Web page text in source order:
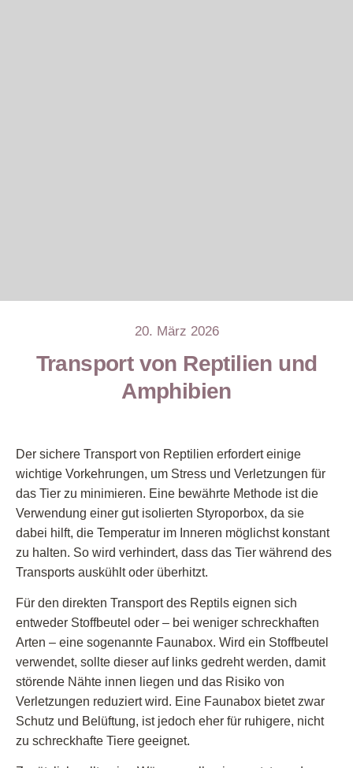
20. März 2026
Transport von Reptilien und
Amphibien
Der sichere Transport von Reptilien erfordert einige
wichtige Vorkehrungen, um Stress und Verletzungen für
das Tier zu minimieren. Eine bewährte Methode ist die
Verwendung einer gut isolierten Styroporbox, da sie
dabei hilft, die Temperatur im Inneren möglichst konstant
zu halten. So wird verhindert, dass das Tier während des
Transports auskühlt oder überhitzt.
Für den direkten Transport des Reptils eignen sich
entweder Stoffbeutel oder – bei weniger schreckhaften
Arten – eine sogenannte Faunabox. Wird ein Stoffbeutel
verwendet, sollte dieser auf links gedreht werden, damit
störende Nähte innen liegen und das Risiko von
Verletzungen reduziert wird. Eine Faunabox bietet zwar
Schutz und Belüftung, ist jedoch eher für ruhigere, nicht
zu schreckhafte Tiere geeignet.